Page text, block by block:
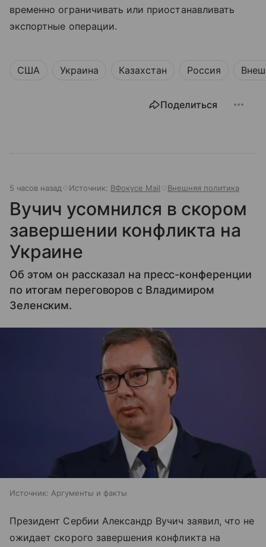
временно ограничивать или приостанавливать
экспортные операции.
США Украина Казахстан Россия
Поделиться
5 часов назад Источник: ВФокусе Mail Внешняя политика
Вучич усомнился в скором
завершении конфликта на
Украине
Об этом он рассказал на пресс-конференции
по итогам переговоров с Владимиром
Зеленским.
Источник: Аргументы и факты
Президент Сербии Александр Вучич заявил, что не
ожидает скорого завершения конфликта на